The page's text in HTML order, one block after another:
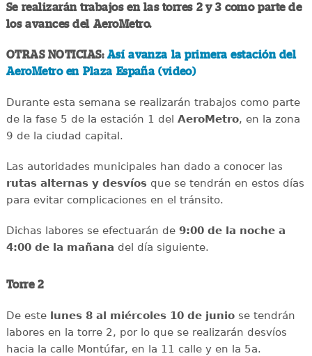
Se realizarán trabajos en las torres 2 y 3 como parte de
los avances del AeroMetro.
OTRAS NOTICIAS: Así avanza la primera estación del
AeroMetro en Plaza España (video)
Durante esta semana se realizarán trabajos como parte
de la fase 5 de la estación 1 del AeroMetro, en la zona
9 de la ciudad capital.
Las autoridades municipales han dado a conocer las
rutas alternas y desvíosque se tendrán en estos días
para evitar complicaciones en el tránsito.
Dichas labores se efectuarán de 9:00 de la noche a
4:00 de la mañana del día siguiente.
Torre 2
De este lunes 8 al miércoles 10 de juniose tendrán
labores en la torre 2, por lo que se realizarán desvíos
hacia la calle Montúfar, en la 11 calle y en la 5a.